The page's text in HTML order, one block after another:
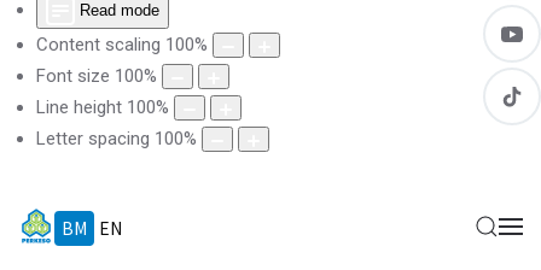
Read mode
Content scaling 100%
Font size 100%
Line height 100%
Letter spacing 100%
BM EN